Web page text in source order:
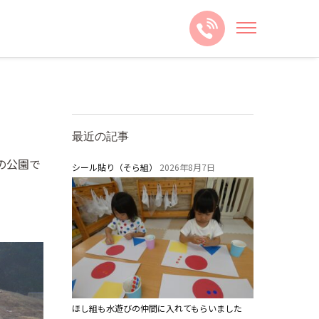
公園で
最近の記事
シール貼り（そら組） 2026年8月7日
ほし組も水遊びの仲間に入れてもらいました